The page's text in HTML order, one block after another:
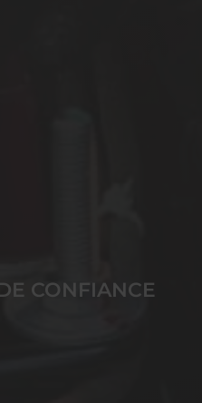
CONFIANCE